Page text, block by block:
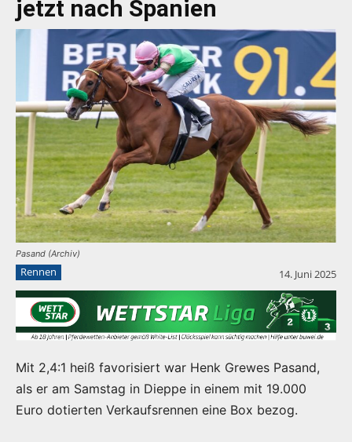
jetzt nach Spanien
Pasand (Archiv)
Rennen 14. Juni 2025
Mit 2,4:1 heiß favorisiert war Henk Grewes Pasand,
als er am Samstag in Dieppe in einem mit 19.000
Euro dotierten Verkaufsrennen eine Box bezog.